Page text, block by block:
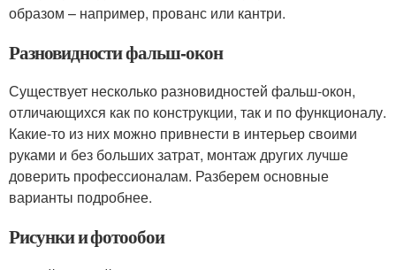
образом – например, прованс или кантри.
Разновидности фальш-окон
Существует несколько разновидностей фальш-окон,
отличающихся как по конструкции, так и по функционалу.
Какие-то из них можно привнести в интерьер своими
руками и без больших затрат, монтаж других лучше
доверить профессионалам. Разберем основные
варианты подробнее.
Рисунки и фотообои